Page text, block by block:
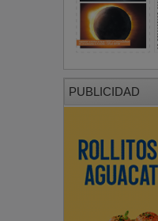
PUBLICIDAD